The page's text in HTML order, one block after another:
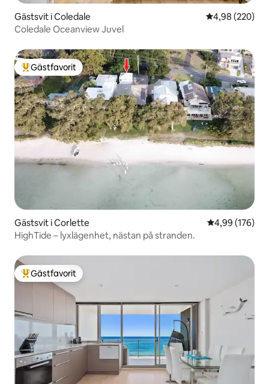
Gästsvit i Coledale 4,98 av 5 i
4,98 (220)
Coledale Oceanview Juvel
Populär gästfavorit
Gästfavorit
Gästsvit i Corlette 4,99 av 5 i
4,99 (176)
HighTide – lyxlägenhet, nästan på stranden.
Populär gästfavorit
Gästfavorit